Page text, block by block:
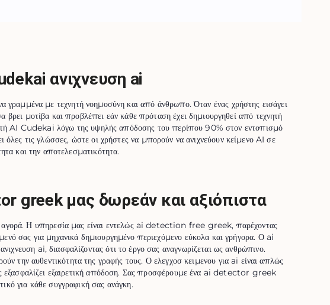
ανιχνευση ai
με τεχνητή νοημοσύνη και από άνθρωπο. Όταν ένας χρήστης εισάγει
μοτίβα και προβλέπει εάν κάθε πρόταση έχει δημιουργηθεί από τεχνητή
AI Cudekai λόγω της υψηλής απόδοσης του περίπου 90% στον εντοπισμό
τις γλώσσες, ώστε οι χρήστες να μπορούν να ανιχνεύουν κείμενο AI σε
και την αποτελεσματικότητα.
greek μας δωρεάν και αξιόπιστα
Η υπηρεσία μας είναι εντελώς ai detection free greek, παρέχοντας
σας για μηχανικά δημιουργημένο περιεχόμενο εύκολα και γρήγορα. Ο ai
ai, διασφαλίζοντας ότι το έργο σας αναγνωρίζεται ως ανθρώπινο.
την αυθεντικότητα της γραφής τους. Ο ελεγχοσ κειμενου για ai είναι απλώς
εξασφαλίζει εξαιρετική απόδοση. Σας προσφέρουμε ένα ai detector greek
για κάθε συγγραφική σας ανάγκη.